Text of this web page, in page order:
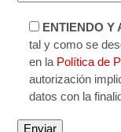
ENTIENDO Y
tal y como se
en la Política de
autorización
datos con la